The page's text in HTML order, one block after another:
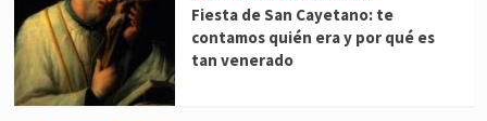
Fiesta de San Cayetano: te
contamos quién era y por qué es
tan venerado